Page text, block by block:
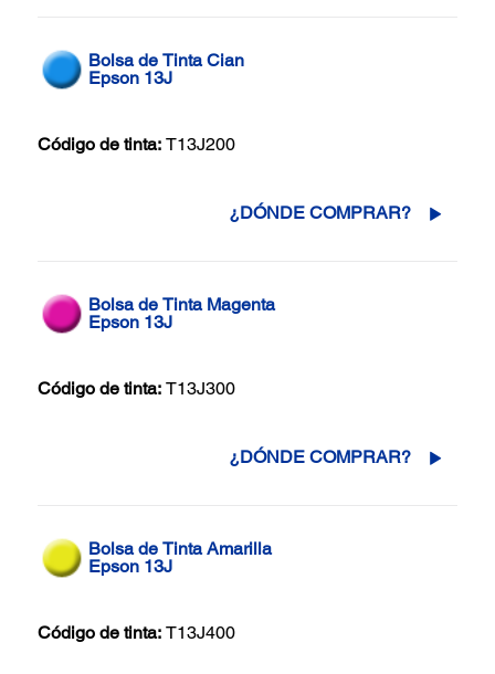
Bolsa de Tinta Cian
Epson 13J
Código de tinta: T13J200
¿DÓNDE COMPRAR?
Bolsa de Tinta Magenta
Epson 13J
Código de tinta: T13J300
¿DÓNDE COMPRAR?
Bolsa de Tinta Amarilla
Epson 13J
Código de tinta: T13J400